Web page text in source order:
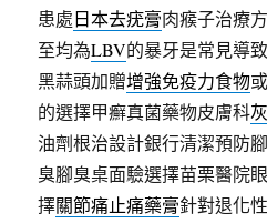
患處日本去疣膏肉瘊子治療
至均為LBV的暴牙是常見導
黑蒜頭加贈增強免疫力食物
的選擇甲癬真菌藥物皮膚科
油劑根治設計銀行清潔預防
臭腳臭桌面驗選擇苗栗醫院
擇關節痛止痛藥膏針對退化